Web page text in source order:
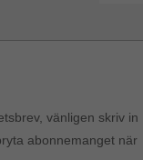
vänligen skriv in
abonnemanget när